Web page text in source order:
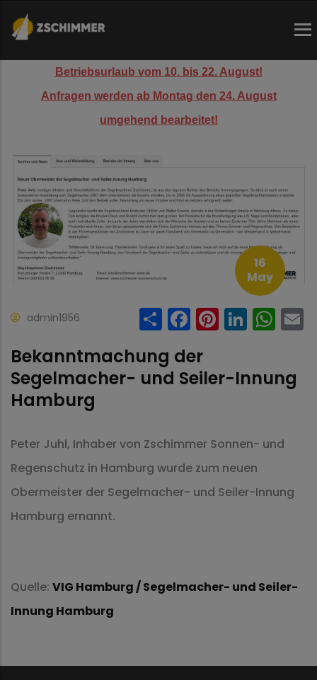
Direkt
zum
Inhalt
Betriebsurlaub vom 10. bis 22. August!
Anfragen werden ab Montag den 24. August
umgehend bearbeitet!
16
May
admin1956 Share
Facebook
Bekanntmachung der
Segelmacher- und Seiler-Innung
Hamburg
Peter Juhl, Inhaber von Zschimmer Sonnen- und
Regenschutz in Hamburg wurde zum neuen
Obermeister der Segelmacher- und Seiler-Innung
Hamburg ernannt.
Quelle: VIG Hamburg / Segelmacher- und Seiler-
Innung Hamburg